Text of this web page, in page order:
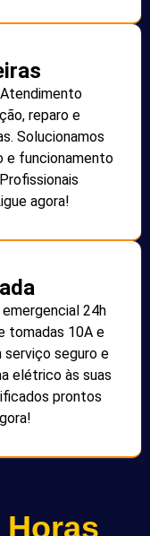
reparo e
Solucionamos
e funcionamento
agora!
24h
tomadas 10A e
serviço seguro e
elétrico às suas
prontos